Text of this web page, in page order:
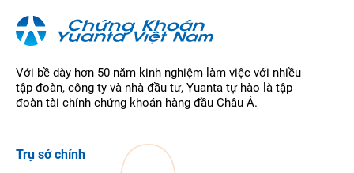
Với bề dày hơn 50 năm kinh nghiệm làm việc với nhiều
tập đoàn, công ty và nhà đầu tư, Yuanta tự hào là tập
đoàn tài chính chứng khoán hàng đầu Châu Á.
Trụ sở chính